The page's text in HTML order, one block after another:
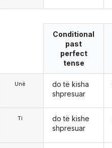
Unë
Ti
Conditional
past
perfect
tense
do të kisha
shpresuar
do të kishe
shpresuar